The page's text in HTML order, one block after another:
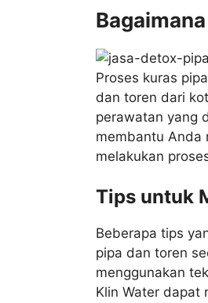
Proses kuras
dan toren dari
perawatan yang
membantu Anda
melakukan
Tips untuk
Beberapa tips
pipa dan toren
menggunakan
Klin Water dapat